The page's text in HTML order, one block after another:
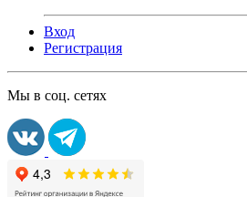
Вход
Регистрация
Мы в соц. сетях